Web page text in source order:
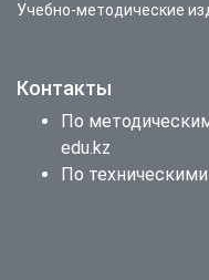
Учебно-методические
Контакты
По
edu.kz
По